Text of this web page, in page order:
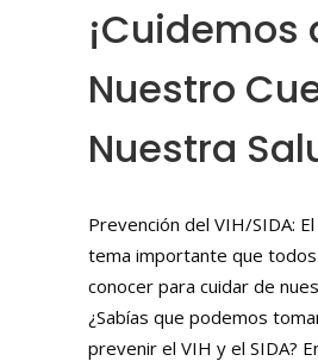
¡Cuidemos
Nuestro
Nuestra
Prevención del VIH/SIDA:
tema importante que
conocer para cuidar de
¿Sabías que podemos
prevenir el VIH y el SIDA?